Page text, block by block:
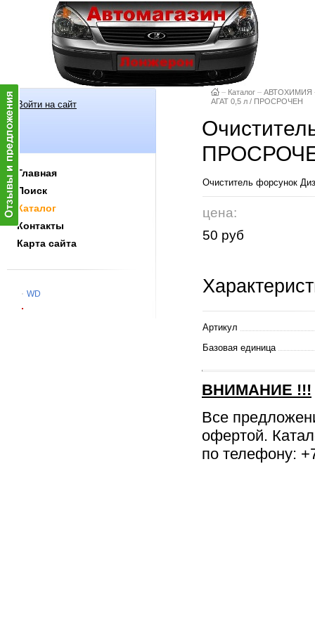
Войти на сайт
Главная
Поиск
Каталог
Контакты
Карта сайта
WD
– Каталог – АВТОХИМИЯ
АГАТ 0,5 л / ПРОСРОЧЕН
Очиститель форсунок
цена:
50 руб
Артикул
Базовая единица
ВНИМАНИЕ !!!
Все
офертой.
по телефону: